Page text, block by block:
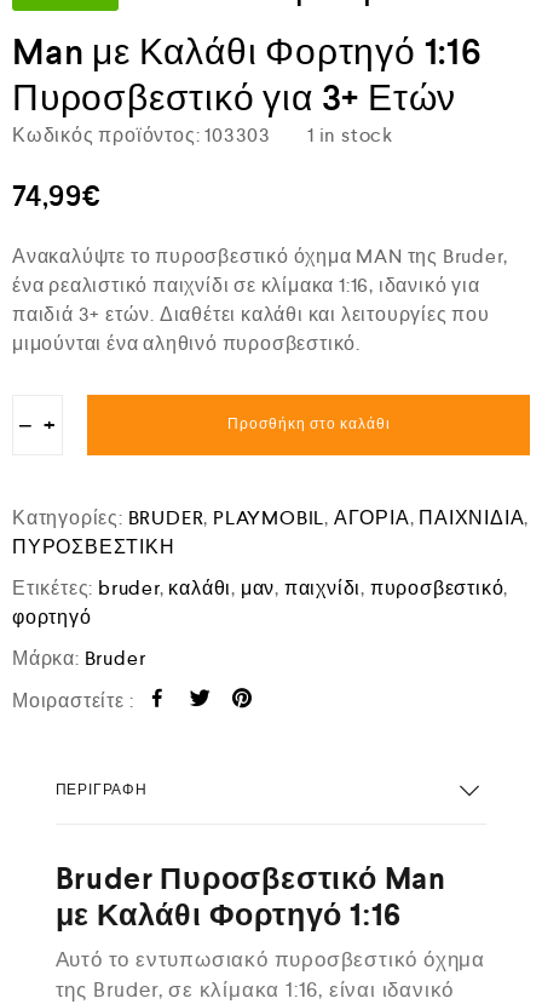
Man με Καλάθι Φορτηγό 1:16
Πυροσβεστικό για 3+ Ετών
Κωδικός προϊόντος: 103303 1 in stock
74,99€
Ανακαλύψτε το πυροσβεστικό όχημα MAN της Bruder,
ένα ρεαλιστικό παιχνίδι σε κλίμακα 1:16, ιδανικό για
παιδιά 3+ ετών. Διαθέτει καλάθι και λειτουργίες που
μιμούνται ένα αληθινό πυροσβεστικό.
− + Προσθήκη στο καλάθι
Κατηγορίες: BRUDER, PLAYMOBIL, ΑΓΟΡΙΑ, ΠΑΙΧΝΙΔΙΑ,
ΠΥΡΟΣΒΕΣΤΙΚΗ
Ετικέτες: bruder, καλάθι, μαν, παιχνίδι, πυροσβεστικό,
φορτηγό
Μάρκα: Bruder
Μοιραστείτε :
ΠΕΡΙΓΡΑΦΉ
Bruder Πυροσβεστικό Man
με Καλάθι Φορτηγό 1:16
Αυτό το εντυπωσιακό πυροσβεστικό όχημα
της Bruder, σε κλίμακα 1:16, είναι ιδανικό